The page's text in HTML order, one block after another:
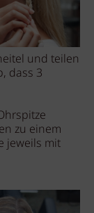
und teilen
dass 3
zu einem
jeweils mit